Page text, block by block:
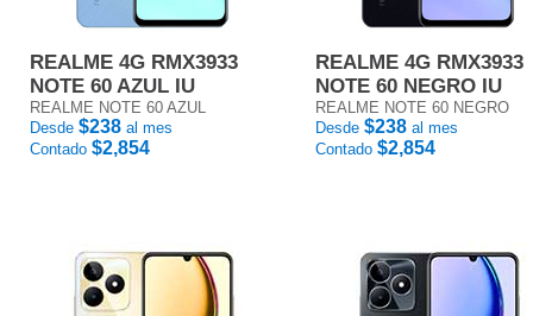
REALME 4G RMX3933
NOTE 60 AZUL IU
REALME NOTE 60 AZUL
Desde $238 al mes
Contado $2,854
REALME 4G RMX3933
NOTE 60 NEGRO IU
REALME NOTE 60 NEGRO
Desde $238 al mes
Contado $2,854